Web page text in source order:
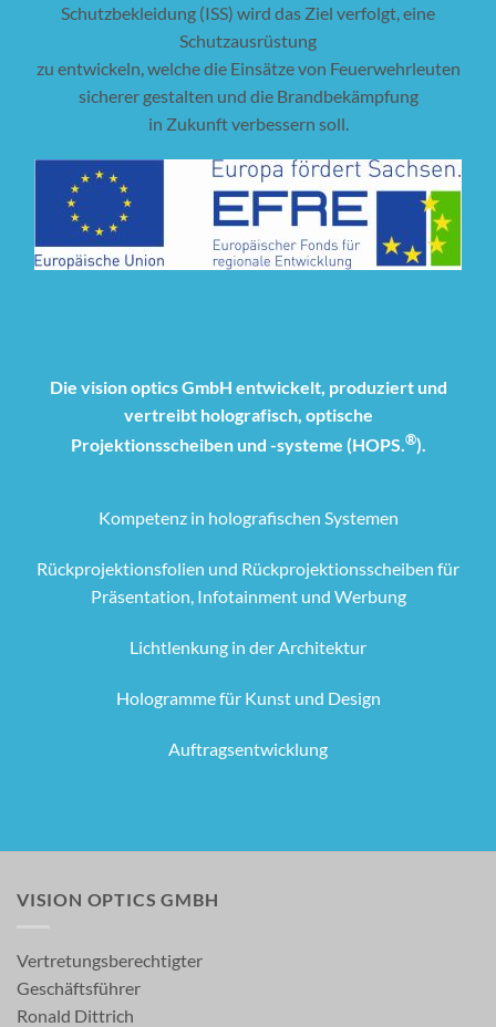
Schutzbekleidung (ISS) wird das Ziel verfolgt, eine
Schutzausrüstung
zu entwickeln, welche die Einsätze von Feuerwehrleuten
sicherer gestalten und die Brandbekämpfung
in Zukunft verbessern soll.
Die vision optics GmbH entwickelt, produziert und
vertreibt holografisch, optische
Projektionsscheiben und -systeme (HOPS.®).
Kompetenz in holografischen Systemen
Rückprojektionsfolien und Rückprojektionsscheiben für
Präsentation, Infotainment und Werbung
Lichtlenkung in der Architektur
Hologramme für Kunst und Design
Auftragsentwicklung
VISION OPTICS GMBH
Vertretungsberechtigter
Geschäftsführer
Ronald Dittrich